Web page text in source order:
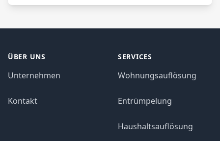
ÜBER UNS
Unternehmen
Kontakt
SERVICES
Wohnungsauflösung
Entrümpelung
Haushaltsauflösung